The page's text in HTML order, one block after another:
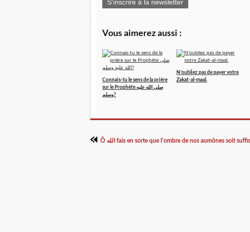
S'inscrire à la newsletter
Vous aimerez aussi :
Connais-tu le sens de la prière
sur le Prophète صلى الله عليه
وسلم?
N'oubliez pas de payer votre
Zakat-al-maal.